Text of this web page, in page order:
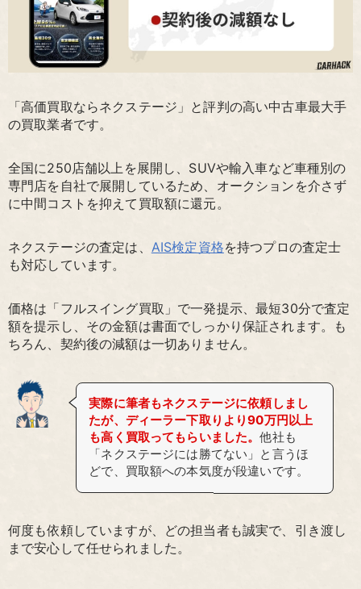
「高価買取ならネクステージ」と評判の高い中古車最大手
の買取業者です。
全国に250店舗以上を展開し、SUVや輸入車など車種別の
専門店を自社で展開しているため、オークションを介さず
に中間コストを抑えて買取額に還元。
ネクステージの査定は、 AIS検定資格を持つプロの査定士
も対応しています。
価格は「フルスイング買取」で一発提示、最短30分で査定
額を提示し、その金額は書面でしっかり保証されます。も
ちろん、契約後の減額は一切ありません。
実際に筆者もネクステージに依頼しまし
たが、ディーラー下取りより90万円以上
も高く買取ってもらいました。他社も
「ネクステージには勝てない」と言うほ
どで、買取額への本気度が段違いです。
何度も依頼していますが、どの担当者も誠実で、引き渡し
まで安心して任せられました。